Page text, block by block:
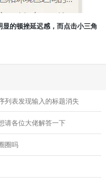
的顿挫延迟感，而点击小三角
列表发现输入的标题消失
请各位大佬解答一下
圈吗